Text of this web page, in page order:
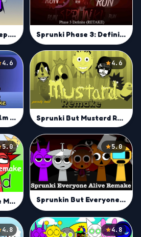
Sprunki Retake Deeep.io Reskin Sprunki Phase 3: Definitive Retake
4.6
Sprunki Simon's Realm Retake
4.6
Sprunki But Mustard Remake
5.0
Sprunki Remake Fire Mod
5.0
Sprunkin But Everyone is Alive Remake
4.8 4.8